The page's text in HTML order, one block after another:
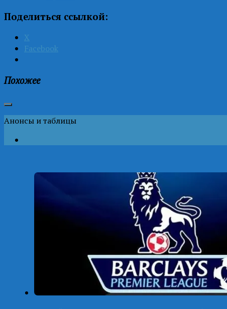
Поделиться ссылкой:
X
Facebook
Похожее
Анонсы и таблицы